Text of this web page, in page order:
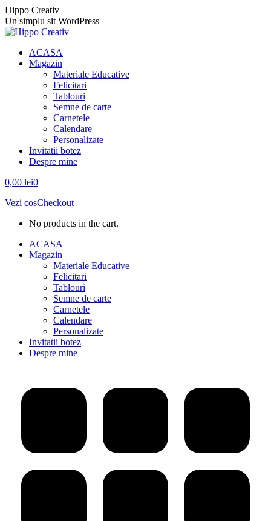
Skip
to
content
Hippo Creativ
Un simplu sit WordPress
page
opens
page
opens
ACASA
Magazin
Materiale Educative
Felicitari
Tablouri
Semne de carte
Carnetele
Calendare
Personalizate
Invitatii botez
Despre mine
0,00 lei0
Vezi cosCheckout
No products in the cart.
ACASA
Magazin
Materiale Educative
Felicitari
Tablouri
Semne de carte
Carnetele
Calendare
Personalizate
Invitatii botez
Despre mine